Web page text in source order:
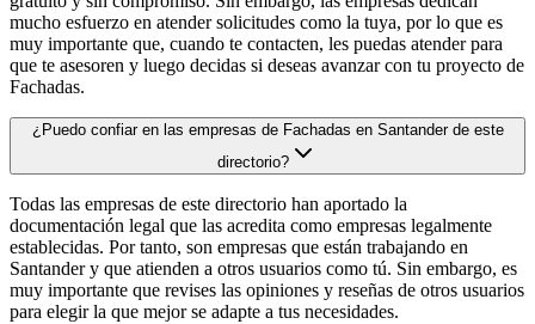
mucho esfuerzo en atender solicitudes como la tuya, por lo que es
muy importante que, cuando te contacten, les puedas atender para
que te asesoren y luego decidas si deseas avanzar con tu proyecto de
Fachadas.
¿Puedo confiar en las empresas de Fachadas en Santander de este
directorio?
Todas las empresas de este directorio han aportado la
documentación legal que las acredita como empresas legalmente
establecidas. Por tanto, son empresas que están trabajando en
Santander y que atienden a otros usuarios como tú. Sin embargo, es
muy importante que revises las opiniones y reseñas de otros usuarios
para elegir la que mejor se adapte a tus necesidades.